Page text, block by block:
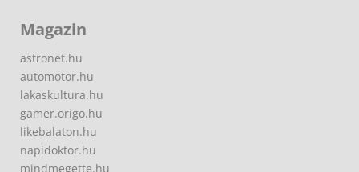
Magazin
astronet.hu
automotor.hu
lakaskultura.hu
gamer.origo.hu
likebalaton.hu
napidoktor.hu
mindmegette.hu